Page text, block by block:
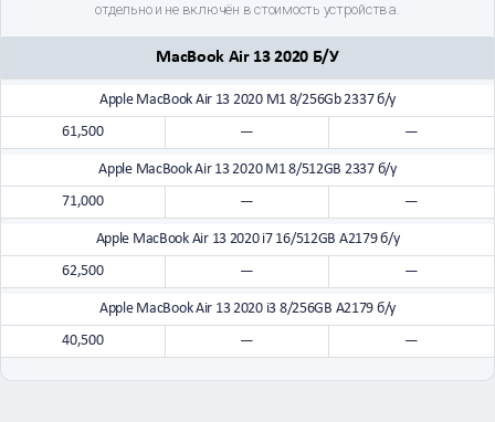
отдельно и не включён в стоимость устройства.
MacBook Air 13 2020 Б/У
Apple MacBook Air 13 2020 M1 8/256Gb 2337 б/у
61,500
— —
Apple MacBook Air 13 2020 M1 8/512GB 2337 б/у
71,000
— —
Apple MacBook Air 13 2020 i7 16/512GB A2179 б/у
62,500
— —
Apple MacBook Air 13 2020 i3 8/256GB A2179 б/у
40,500
— —